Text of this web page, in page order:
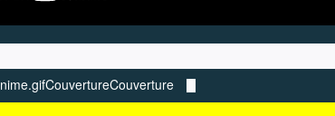
CouvertureCouverture